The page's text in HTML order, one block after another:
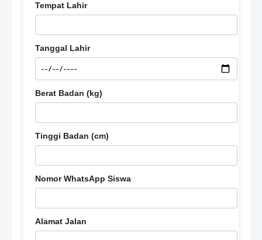
Tempat Lahir
Tanggal Lahir
Berat Badan (kg)
Tinggi Badan (cm)
Nomor WhatsApp Siswa
Alamat Jalan